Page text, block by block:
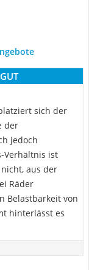
sich der
der
jedoch
Verhältnis ist
aus der
Räder
Belastbarkeit von
hinterlässt es